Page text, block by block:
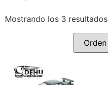
Mostrando los 3 resultados